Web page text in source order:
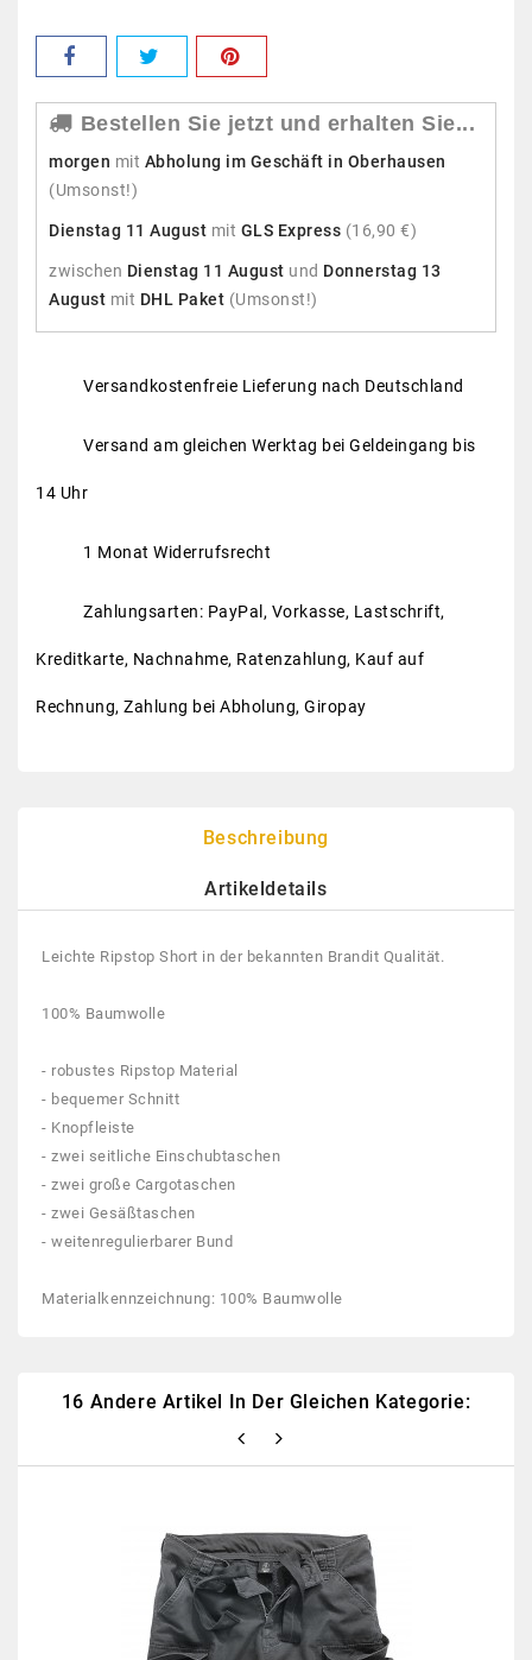
Bestellen Sie jetzt und erhalten Sie...
morgen mit Abholung im Geschäft in Oberhausen
(Umsonst!)
Dienstag 11 August mit GLS Express (16,90 €)
zwischen Dienstag 11 August und Donnerstag 13
August mit DHL Paket (Umsonst!)
Versandkostenfreie Lieferung nach Deutschland
Versand am gleichen Werktag bei Geldeingang bis
14 Uhr
1 Monat Widerrufsrecht
Zahlungsarten: PayPal, Vorkasse, Lastschrift,
Kreditkarte, Nachnahme, Ratenzahlung, Kauf auf
Rechnung, Zahlung bei Abholung, Giropay
Beschreibung
Artikeldetails
Leichte Ripstop Short in der bekannten Brandit Qualität.
100% Baumwolle
- robustes Ripstop Material
- bequemer Schnitt
- Knopfleiste
- zwei seitliche Einschubtaschen
- zwei große Cargotaschen
- zwei Gesäßtaschen
- weitenregulierbarer Bund
Materialkennzeichnung: 100% Baumwolle
16 Andere Artikel In Der Gleichen Kategorie: